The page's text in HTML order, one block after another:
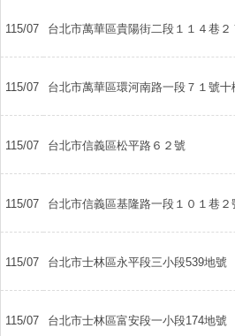
115/07 台北市萬華區貴陽街二段１１４巷
115/07 台北市萬華區環河南路一段７１號十
115/07 台北市信義區松平路６２號
115/07 台北市信義區基隆路一段１０１巷２
115/07 台北市士林區永平段三小段539地號
115/07 台北市士林區富安段一小段174地號